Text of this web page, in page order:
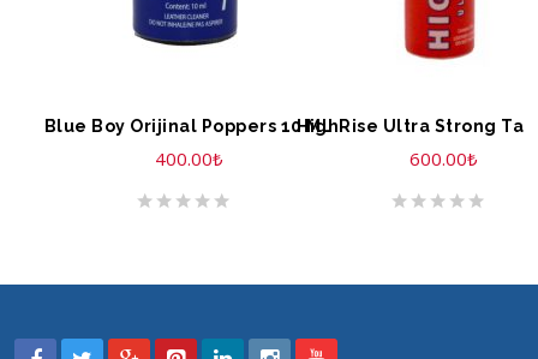
SEPETE EKLE
Blue Boy Orijinal Poppers 10 ML
400.00₺
SEPETE EKLE
HighRise Ultra Strong Tall
600.00₺